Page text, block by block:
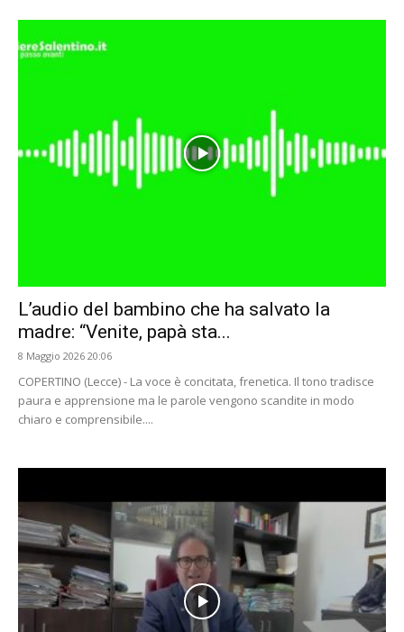
L’audio del bambino che ha salvato la
madre: “Venite, papà sta...
8 Maggio 2026 20:06
COPERTINO (Lecce) - La voce è concitata, frenetica. Il tono tradisce
paura e apprensione ma le parole vengono scandite in modo
chiaro e comprensibile....